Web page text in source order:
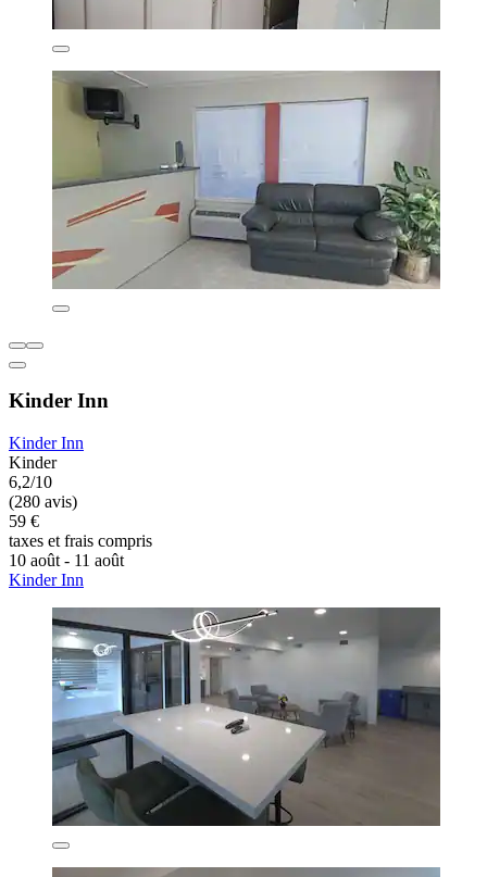
Kinder Inn
Kinder Inn
Kinder
6,2/10
(280 avis)
59 €
taxes et frais compris
10 août - 11 août
Kinder Inn